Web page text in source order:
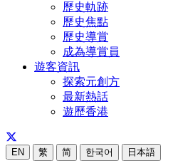
歷史軌跡
歷史焦點
歷史導賞
成為導賞員
遊客資訊
探索元創方
最新熱話
遊歷香港
EN 繁 简 한국어 日本語